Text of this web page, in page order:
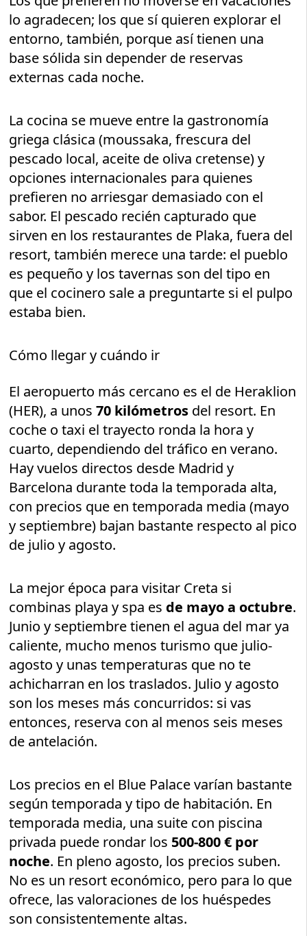
lo agradecen; los que sí quieren explorar el
entorno, también, porque así tienen una
base sólida sin depender de reservas
externas cada noche.
La cocina se mueve entre la gastronomía
griega clásica (moussaka, frescura del
pescado local, aceite de oliva cretense) y
opciones internacionales para quienes
prefieren no arriesgar demasiado con el
sabor. El pescado recién capturado que
sirven en los restaurantes de Plaka, fuera del
resort, también merece una tarde: el pueblo
es pequeño y los tavernas son del tipo en
que el cocinero sale a preguntarte si el pulpo
estaba bien.
Cómo llegar y cuándo ir
El aeropuerto más cercano es el de Heraklion
(HER), a unos70 kilómetros del resort. En
coche o taxi el trayecto ronda la hora y
cuarto, dependiendo del tráfico en verano.
Hay vuelos directos desde Madrid y
Barcelona durante toda la temporada alta,
con precios que en temporada media (mayo
y septiembre) bajan bastante respecto al pico
de julio y agosto.
La mejor época para visitar Creta si
combinas playa y spa es de mayo a octubre.
Junio y septiembre tienen el agua del mar ya
caliente, mucho menos turismo que julio-
agosto y unas temperaturas que no te
achicharran en los traslados. Julio y agosto
son los meses más concurridos: si vas
entonces, reserva con al menos seis meses
de antelación.
Los precios en el Blue Palace varían bastante
según temporada y tipo de habitación. En
temporada media, una suite con piscina
privada puede rondar los 500-800 € por
noche. En pleno agosto, los precios suben.
No es un resort económico, pero para lo que
ofrece, las valoraciones de los huéspedes
son consistentemente altas.